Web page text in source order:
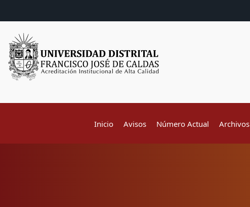
Inicio Avisos Número Actual Archivos